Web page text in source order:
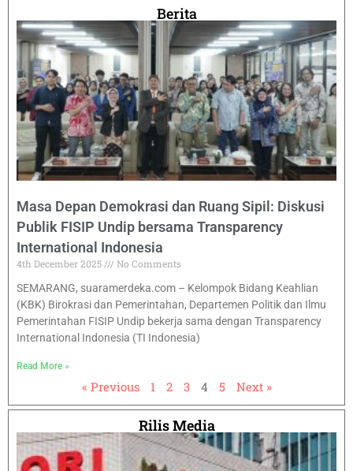
Berita
Masa Depan Demokrasi dan Ruang Sipil: Diskusi
Publik FISIP Undip bersama Transparency
International Indonesia
4th December 2025
No Comments
SEMARANG, suaramerdeka.com – Kelompok Bidang Keahlian
(KBK) Birokrasi dan Pemerintahan, Departemen Politik dan Ilmu
Pemerintahan FISIP Undip bekerja sama dengan Transparency
International Indonesia (TI Indonesia)
Read More »
« Previous 1 2 3 4 5 Next »
Rilis Media